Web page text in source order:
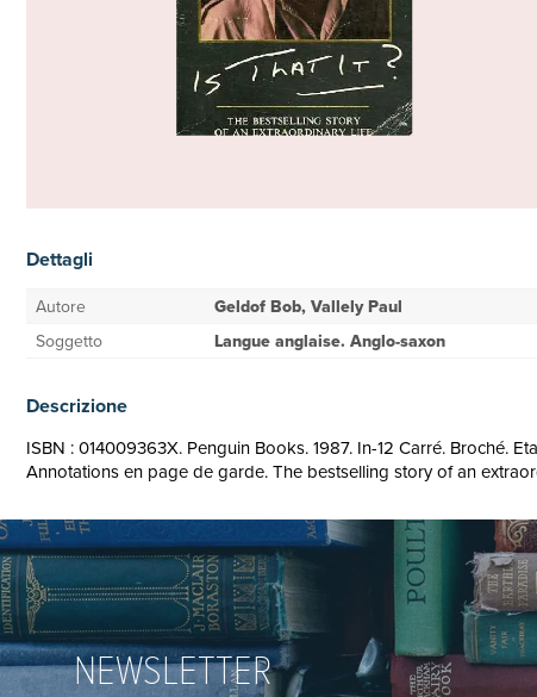
Dettagli
Autore
Geldof Bob, Vallely Paul
Soggetto
Langue anglaise. Anglo-saxon
Descrizione
ISBN : 014009363X. Penguin Books. 1987. In-12 Carré. Broché.
Annotations en page de garde. The bestselling story of an
NEWSLETTER